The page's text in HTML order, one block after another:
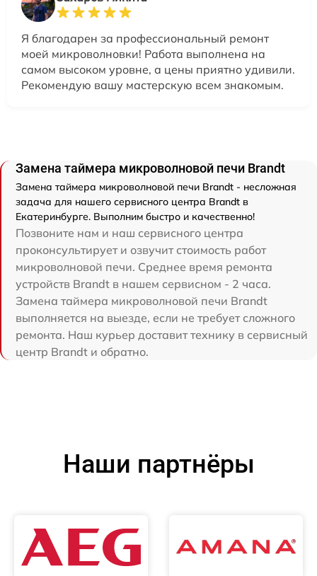
Я благодарен за профессиональный ремонт
моей микроволновки! Работа выполнена на
самом высоком уровне, а цены приятно удивили.
Рекомендую вашу мастерскую всем знакомым.
Замена таймера микроволновой печи Brandt
Замена таймера микроволновой печи Brandt - несложная
задача для нашего сервисного центра Brandt в
Екатеринбурге. Выполним быстро и качественно!
Позвоните нам и наш сервисного центра
проконсультирует и озвучит стоимость работ
микроволновой печи. Среднее время ремонта
устройств Brandt в нашем сервисном - 2 часа.
Замена таймера микроволновой печи Brandt
выполняется на выезде, если не требует сложного
ремонта. Наш курьер доставит технику в сервисный
центр Brandt и обратно.
Наши партнёры